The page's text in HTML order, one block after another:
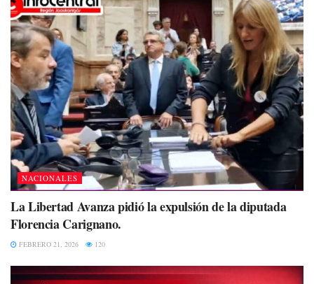
NACIONALES
La Libertad Avanza pidió la expulsión de la diputada
Florencia Carignano.
FEBRERO 21, 2026 120